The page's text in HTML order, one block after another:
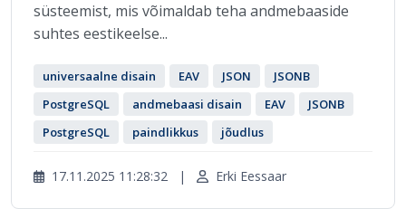
süsteemist, mis võimaldab teha andmebaaside
suhtes eestikeelse...
universaalne disain EAV JSON
JSONB
PostgreSQL
andmebaasi disain EAV
JSONB
PostgreSQL
paindlikkus jõudlus
17.11.2025 11:28:32 | Erki Eessaar